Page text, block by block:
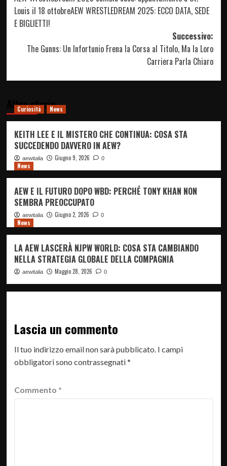
Louis il 18 ottobreAEW WRESTLEDREAM 2025: ECCO DATA, SEDE
E BIGLIETTI!
Successivo:
The Gunns: Un Infortunio Frena la Corsa al Titolo, Ma la Loro
Carriera Parla Chiaro
Altre storie
Curiosità News
KEITH LEE E IL MISTERO CHE CONTINUA: COSA STA
SUCCEDENDO DAVVERO IN AEW?
aewitalia Giugno 9, 2026 0
News
AEW E IL FUTURO DOPO WBD: PERCHÉ TONY KHAN NON
SEMBRA PREOCCUPATO
aewitalia Giugno 2, 2026 0
News
LA AEW LASCERÀ NJPW WORLD: COSA STA CAMBIANDO
NELLA STRATEGIA GLOBALE DELLA COMPAGNIA
aewitalia Maggio 28, 2026 0
Lascia un commento
Il tuo indirizzo email non sarà pubblicato. I campi
obbligatori sono contrassegnati*
Commento *